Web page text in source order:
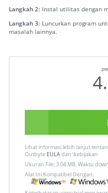
Langkah 2: Instal utilitas dengan
Langkah 3: Luncurkan program
masalah lainnya.
Lihat informasi lebih lanjut
Outbyte EULAdan :kebijakan
Ukuran File: 3.04 MB, Waktu
Alat Ini Kompatibel Dengan: